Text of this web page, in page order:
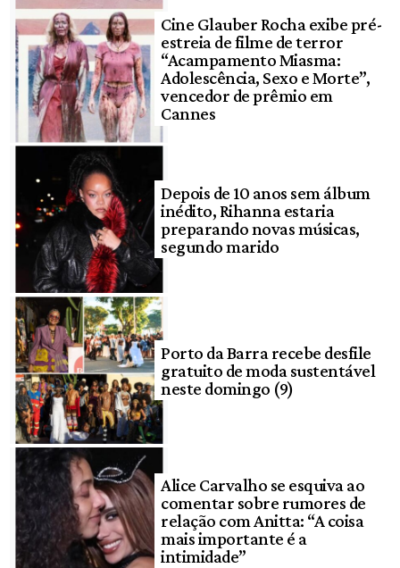
Cine Glauber Rocha exibe pré-
estreia de filme de terror
“Acampamento Miasma:
Adolescência, Sexo e Morte”,
vencedor de prêmio em
Cannes
Depois de 10 anos sem álbum
inédito, Rihanna estaria
preparando novas músicas,
segundo marido
Porto da Barra recebe desfile
gratuito de moda sustentável
neste domingo (9)
Alice Carvalho se esquiva ao
comentar sobre rumores de
relação com Anitta: “A coisa
mais importante é a
intimidade”